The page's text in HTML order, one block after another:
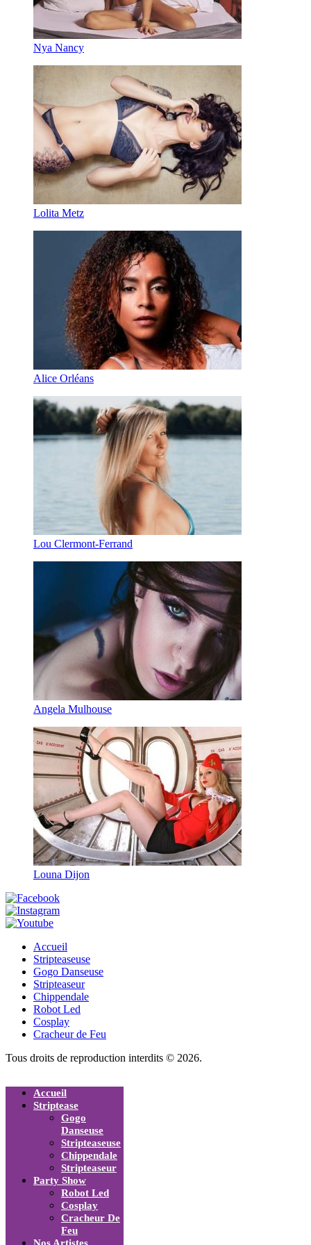
Nya Nancy
Lolita Metz
Alice Orléans
Lou Clermont-Ferrand
Angela Mulhouse
Louna Dijon
Accueil
Stripteaseuse
Gogo Danseuse
Stripteaseur
Chippendale
Robot Led
Cosplay
Cracheur de Feu
Tous droits de reproduction interdits © 2026.
Accueil
Striptease
Gogo
Danseuse
Stripteaseuse
Chippendale
Stripteaseur
Party Show
Robot Led
Cosplay
Cracheur De
Feu
Nos Artistes